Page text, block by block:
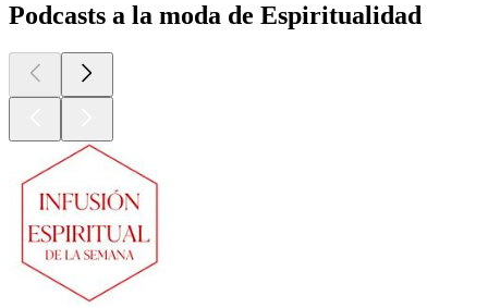
Podcasts a la moda de Espiritualidad